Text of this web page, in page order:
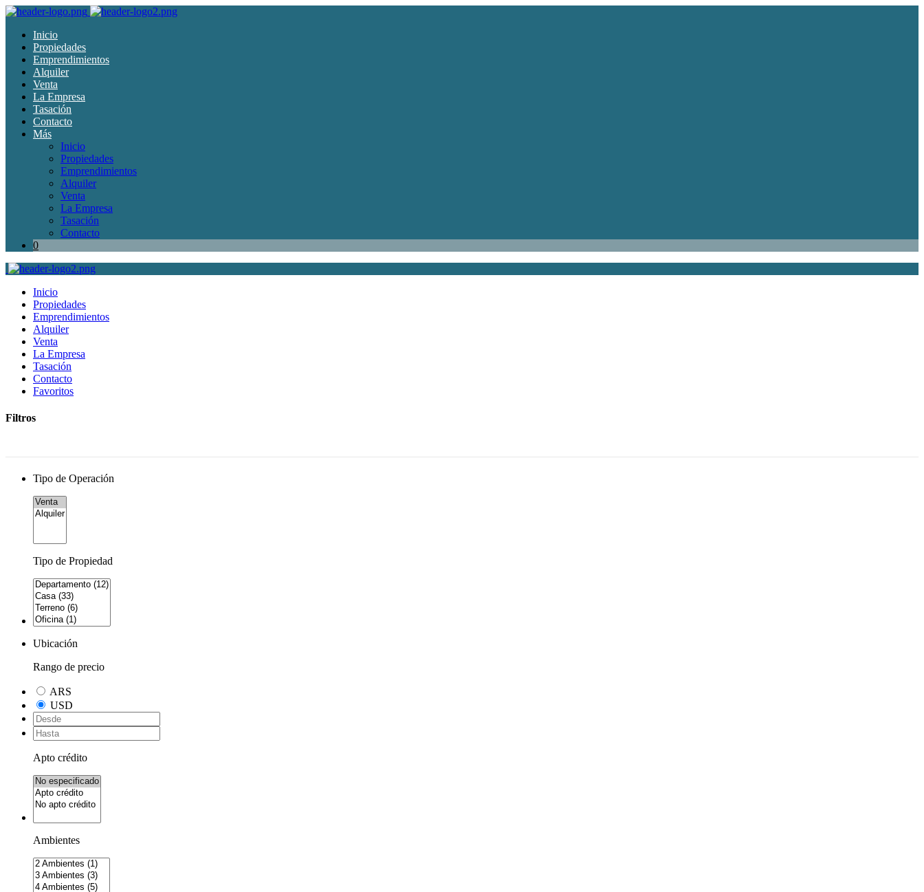
Inicio
Propiedades
Emprendimientos
Alquiler
Venta
La Empresa
Tasación
Contacto
Más
Inicio
Propiedades
Emprendimientos
Alquiler
Venta
La Empresa
Tasación
Contacto
0
Inicio
Propiedades
Emprendimientos
Alquiler
Venta
La Empresa
Tasación
Contacto
Favoritos
Filtros
Tipo de Operación
Tipo de Propiedad
Ubicación
Rango de precio
ARS
USD
Apto crédito
Ambientes